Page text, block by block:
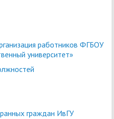
работников ФГБОУ
университет»
граждан ИвГУ